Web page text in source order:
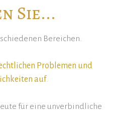
Sie...
Bereichen.
Problemen und
auf.
für eine unverbindliche